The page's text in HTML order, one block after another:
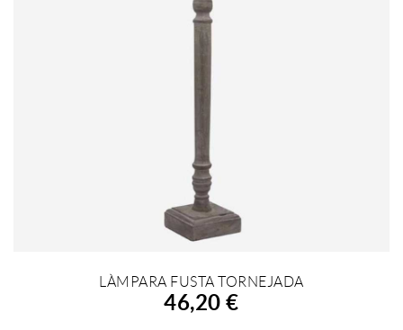
AFEGIR A LA COMPRA
LÀMPARA FUSTA TORNEJADA
46,20 €